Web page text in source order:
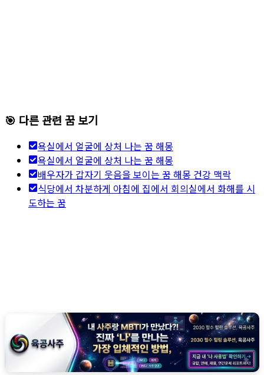
🎯 다른 관련 꿈 보기
욕실에서 얼굴에 상처 나는 꿈 해몽
욕실에서 얼굴에 상처 나는 꿈 해몽
배우자가 갑자기 웃음을 보이는 꿈 해몽 건강 맥락
식당에서 차분하게 아침에 집에서 회의실에서 화해를 시
도하는 꿈